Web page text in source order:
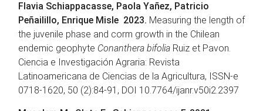
Flavia Schiappacasse, Paola Yañez, Patricio
Peñailillo, Enrique Misle 2023. Measuring the length of
the juvenile phase and corm growth in the Chilean
endemic geophyte Conanthera bifoliaRuiz et Pavon.
Ciencia e Investigación Agraria: Revista
Latinoamericana de Ciencias de la Agricultura, ISSN-e
0718-1620, 50 (2):84-91, DOI 10.7764/ijanr.v50i2.2397